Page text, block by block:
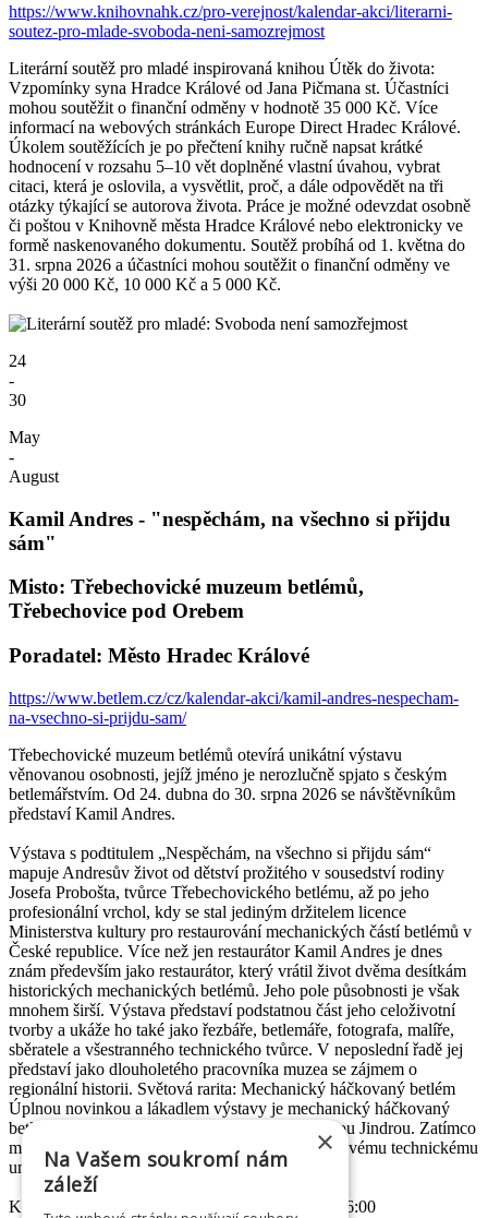
https://www.knihovnahk.cz/pro-verejnost/kalendar-akci/literarni-
soutez-pro-mlade-svoboda-neni-samozrejmost
Literární soutěž pro mladé inspirovaná knihou Útěk do života:
Vzpomínky syna Hradce Králové od Jana Pičmana st. Účastníci
mohou soutěžit o finanční odměny v hodnotě 35 000 Kč. Více
informací na webových stránkách Europe Direct Hradec Králové.
Úkolem soutěžících je po přečtení knihy ručně napsat krátké
hodnocení v rozsahu 5–10 vět doplněné vlastní úvahou, vybrat
citaci, která je oslovila, a vysvětlit, proč, a dále odpovědět na tři
otázky týkající se autorova života. Práce je možné odevzdat osobně
či poštou v Knihovně města Hradce Králové nebo elektronicky ve
formě naskenovaného dokumentu. Soutěž probíhá od 1. května do
31. srpna 2026 a účastníci mohou soutěžit o finanční odměny ve
výši 20 000 Kč, 10 000 Kč a 5 000 Kč.
24
-
30
May
-
August
Kamil Andres - "nespěchám, na všechno si přijdu
sám"
Misto: Třebechovické muzeum betlémů,
Třebechovice pod Orebem
Poradatel: Město Hradec Králové
https://www.betlem.cz/cz/kalendar-akci/kamil-andres-nespecham-
na-vsechno-si-prijdu-sam/
Třebechovické muzeum betlémů otevírá unikátní výstavu
věnovanou osobnosti, jejíž jméno je nerozlučně spjato s českým
betlemářstvím. Od 24. dubna do 30. srpna 2026 se návštěvníkům
představí Kamil Andres.
Výstava s podtitulem „Nespěchám, na všechno si přijdu sám“
mapuje Andresův život od dětství prožitého v sousedství rodiny
Josefa Probošta, tvůrce Třebechovického betlému, až po jeho
profesionální vrchol, kdy se stal jediným držitelem licence
Ministerstva kultury pro restaurování mechanických částí betlémů v
České republice. Více než jen restaurátor Kamil Andres je dnes
znám především jako restaurátor, který vrátil život dvěma desítkám
historických mechanických betlémů. Jeho pole působnosti je však
mnohem širší. Výstava představí podstatnou část jeho celoživotní
tvorby a ukáže ho také jako řezbáře, betlemáře, fotografa, malíře,
sběratele a všestranného technického tvůrce. V neposlední řadě jej
představí jako dlouholetého pracovníka muzea se zájmem o
regionální historii. Světová rarita: Mechanický háčkovaný betlém
Úplnou novinkou a lákadlem výstavy je mechanický háčkovaný
betlém, který vytvořil společně se svojí manželkou Jindrou. Zatímco
manželka háčkovala postavičky, Kamil jim díky svému technickému
umu vdechl pohyb.
Komentované prohlídky: 4.7 a 1.8 od 10:00 do 16:00
×
Na Vašem soukromí nám
záleží